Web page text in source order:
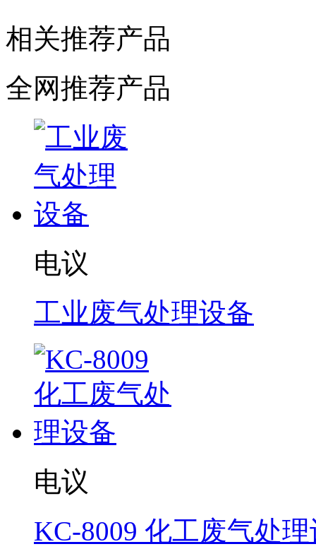
相关推荐产品
全网推荐产品
电议
工业废气处理设备
电议
KC-8009 化工废气处